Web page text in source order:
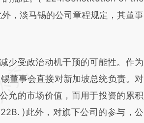
，淡马锡的公司章程规定，其董事
受政治动机干预的可能性。作为
董事会直接对新加坡总统负责。对
允的市场价值，而用于投资的累积
)此外，对旗下公司的参与，公